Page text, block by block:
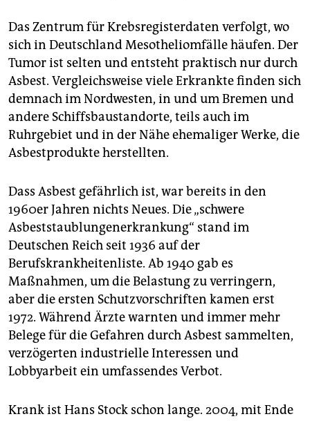
Das Zentrum für Krebsregisterdaten verfolgt, wo
sich in Deutschland Mesotheliomfälle häufen. Der
Tumor ist selten und entsteht praktisch nur durch
Asbest. Vergleichsweise viele Erkrankte finden sich
demnach im Nordwesten, in und um Bremen und
andere Schiffsbaustandorte, teils auch im
Ruhrgebiet und in der Nähe ehemaliger Werke, die
Asbestprodukte herstellten.
Dass Asbest gefährlich ist, war bereits in den
1960er Jahren nichts Neues. Die „schwere
Asbeststaublungenerkrankung“ stand im
Deutschen Reich seit 1936 auf der
Berufskrankheitenliste. Ab 1940 gab es
Maßnahmen, um die Belastung zu verringern,
aber die ersten Schutzvorschriften kamen erst
1972. Während Ärzte warnten und immer mehr
Belege für die Gefahren durch Asbest sammelten,
verzögerten industrielle Interessen und
Lobbyarbeit ein umfassendes Verbot.
Krank ist Hans Stock schon lange. 2004, mit Ende